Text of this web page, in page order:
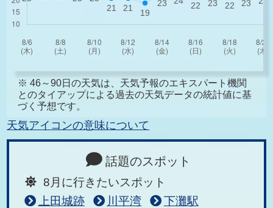
※ 46～90日の天気は、天気予報のエキスパート機関
とのタイアップによる過去の天気データの統計値に基
づく予想です。
天気アイコンの意味について
話題のスポット
8月に行きたいスポット
上田城跡
川平湾
下灘駅